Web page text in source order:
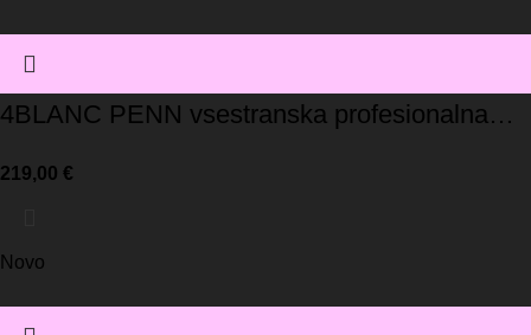
4BLANC PENN vsestranska profesionalna
219,00 €
Novo